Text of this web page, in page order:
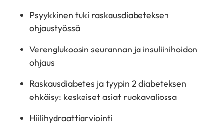
Psyykkinen tuki raskausdiabeteksen
ohjaustyössä
Verenglukoosin seurannan ja insuliinihoidon
ohjaus
Raskausdiabetes ja tyypin 2 diabeteksen
ehkäisy: keskeiset asiat ruokavaliossa
Hiilihydraattiarviointi